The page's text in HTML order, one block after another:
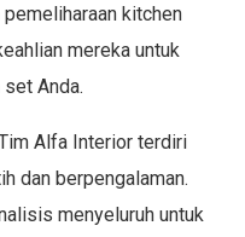
kitchen
mereka untuk
Anda.
Alfa Interior terdiri
dan berpengalaman.
menyeluruh untuk